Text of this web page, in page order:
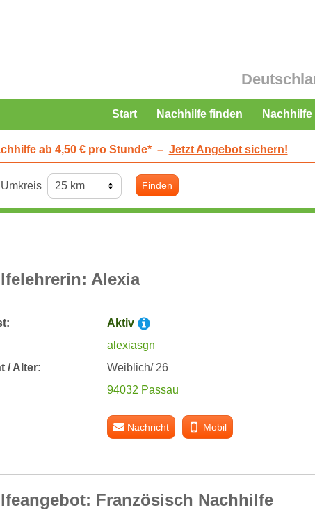
Start Nachhilfe finden Nachhilfe
ab 4,50 € pro Stunde* – Jetzt Angebot sichern!
Umkreis Finden
Alexia
Aktiv
alexiasgn
/ Alter:
Weiblich/ 26
94032 Passau
Nachricht Mobil
Französisch Nachhilfe